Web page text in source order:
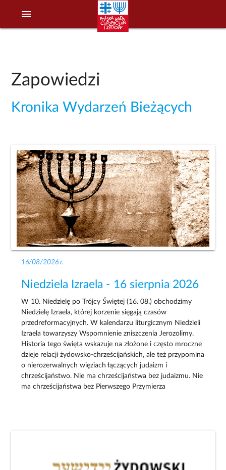
menu
Zapowiedzi
Kronika Wydarzeń Bieżących
16/08/2026 r.
Niedziela Izraela - 16 sierpnia 2026
W 10. Niedzielę po Trójcy Świętej (16. 08.) obchodzimy
Niedzielę Izraela, której korzenie sięgają czasów
przedreformacyjnych. W kalendarzu liturgicznym Niedzieli
Izraela towarzyszy Wspomnienie zniszczenia Jerozolimy.
Historia tego święta wskazuje na złożone i często mroczne
dzieje relacji żydowsko-chrześcijańskich, ale też przypomina
o nierozerwalnych więziach łączących judaizm i
chrześcijaństwo. Nie ma chrześcijaństwa bez judaizmu. Nie
ma chrześcijaństwa bez Pierwszego Przymierza